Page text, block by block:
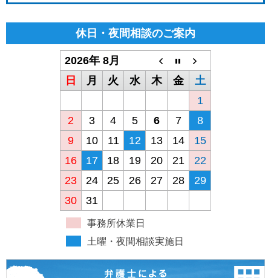
休日・夜間相談のご案内
2026年 8月
日
月 火 水 木 金
土
1
2
3 4 5 6 7
8
9
10 11 12 13 14
15
16
17 18 19 20 21
22
23
24 25 26 27 28
29
30
31
事務所休業日
土曜・夜間相談実施日